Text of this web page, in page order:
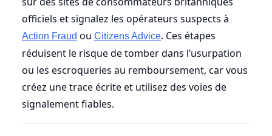
officiels et signalez les opérateurs suspects à
Action Fraud ou Citizens Advice. Ces étapes
réduisent le risque de tomber dans l’usurpation
ou les escroqueries au remboursement, car vous
créez une trace écrite et utilisez des voies de
signalement fiables.